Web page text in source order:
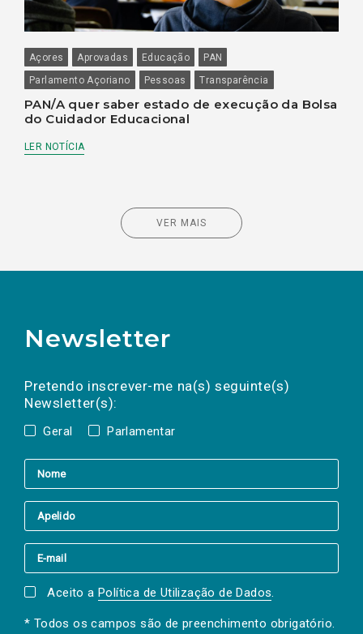
Açores Aprovadas Educação
PAN
Parlamento Açoriano
Pessoas Transparência
PAN/A quer saber estado de execução da Bolsa
do Cuidador Educacional
LER NOTÍCIA
VER MAIS
Newsletter
Pretendo inscrever-me na(s) seguinte(s)
Newsletter(s):
Geral Parlamentar
a(s) newsletter(s).
mail
Aceito a Política de Utilização de Dados.
* Todos os campos são de preenchimento obrigatório.